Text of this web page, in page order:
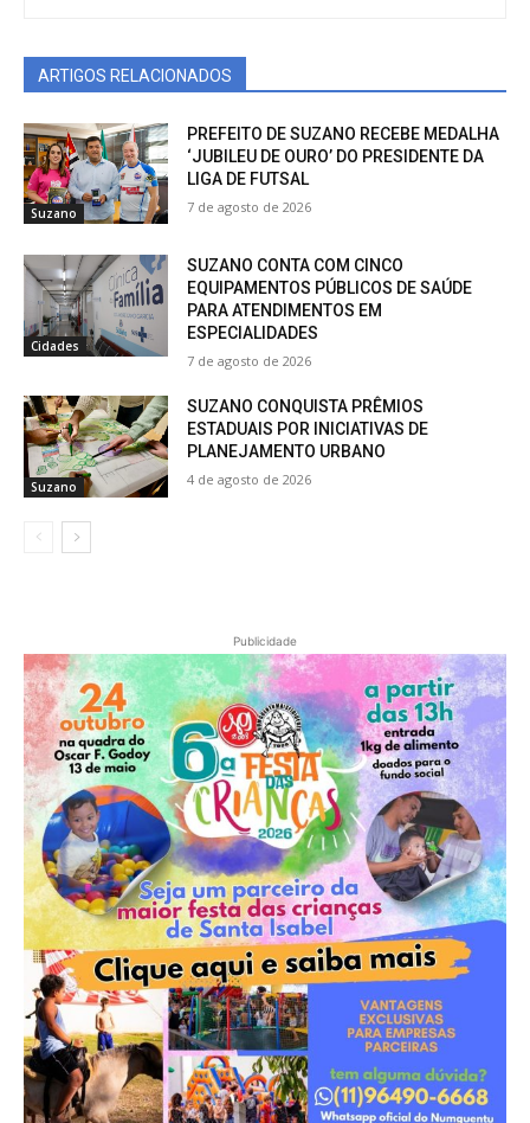
ARTIGOS RELACIONADOS
Suzano
PREFEITO DE SUZANO RECEBE MEDALHA
‘JUBILEU DE OURO’ DO PRESIDENTE DA
LIGA DE FUTSAL
7 de agosto de 2026
Cidades
SUZANO CONTA COM CINCO
EQUIPAMENTOS PÚBLICOS DE SAÚDE
PARA ATENDIMENTOS EM
ESPECIALIDADES
7 de agosto de 2026
Suzano
SUZANO CONQUISTA PRÊMIOS
ESTADUAIS POR INICIATIVAS DE
PLANEJAMENTO URBANO
4 de agosto de 2026
Publicidade